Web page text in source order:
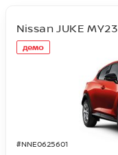
демо
#NNE0625601
Nissan JUKE MY23